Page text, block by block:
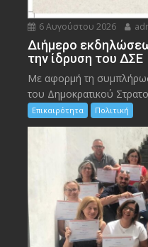
6 Αυγούστου 2026
Διήμερο
την ίδρυση του ΔΣΕ
Με αφορμή τη
του Δημοκρατικού
Επικαιρότητα Πολιτική